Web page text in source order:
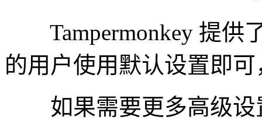
Tampermonkey 提供
的用户使用默认设置即
如果需要更多高级设